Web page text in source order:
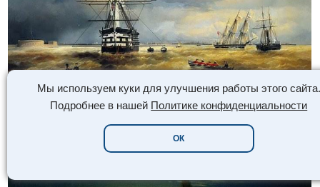
Мы используем куки для улучшения работы этого сайта.
Подробнее в нашей Политике конфиденциальности
ОК
Кронштадтский рейд